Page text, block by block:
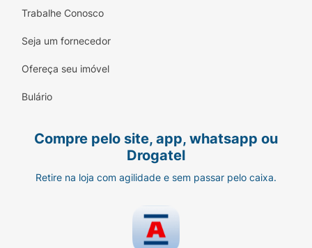
massa muscular.
Sem Corantes Artificiais:
sistema imunológico e visão aguçada.
completa e balanceada para gatos em fase
Ofereça as quantidades recomendadas
na embalagem conforme o peso e nível
Trabalhe Conosco
Seja um fornecedor
Ofereça seu imóvel
Bulário
Compre pelo site, app, whatsapp ou
Drogatel
Retire na loja com agilidade e sem passar pelo caixa.